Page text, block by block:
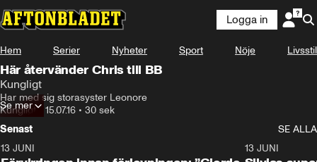
Logga in
Hem Serier Nyheter Sport Nöje Livsstil
Här återvänder Chris till BB
Kungligt
Har med sig storasyster Leonore
Kungligt• 15.07.16 • 30 sek
Se mer
Senast
SE ALLA
13 JUNI 13 JUNI